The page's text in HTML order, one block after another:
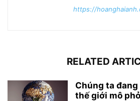
https://
RELATED
Chúng ta
thế giới mô